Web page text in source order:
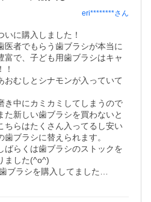
eri********さん
に購入しました！
医者でもらう歯ブラシが本当に
富で、子ども用歯ブラシはキャ
！
おむしとシナモンが入っていて
き中にカミカミしてしまうので
た新しい歯ブラシを買わないと
ちらはたくさん入ってるし安い
ブラシに替えられます。
ばらくは歯ブラシのストックを
ました(^o^)
ブラシを購入してました…